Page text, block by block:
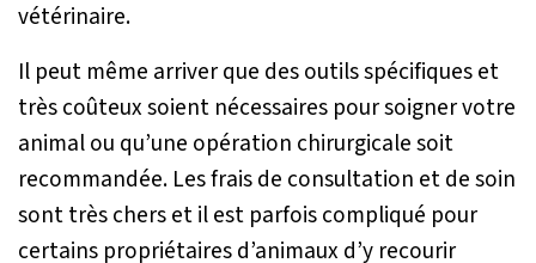
vétérinaire.
Il peut même arriver que des outils spécifiques et
très coûteux soient nécessaires pour soigner votre
animal ou qu’une opération chirurgicale soit
recommandée. Les frais de consultation et de soin
sont très chers et il est parfois compliqué pour
certains propriétaires d’animaux d’y recourir